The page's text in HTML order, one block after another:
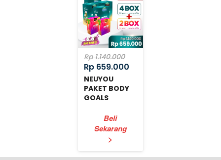
Rp 1.140.000
Rp 659.000
NEUYOU
PAKET BODY
GOALS
`
Beli
Sekarang
>